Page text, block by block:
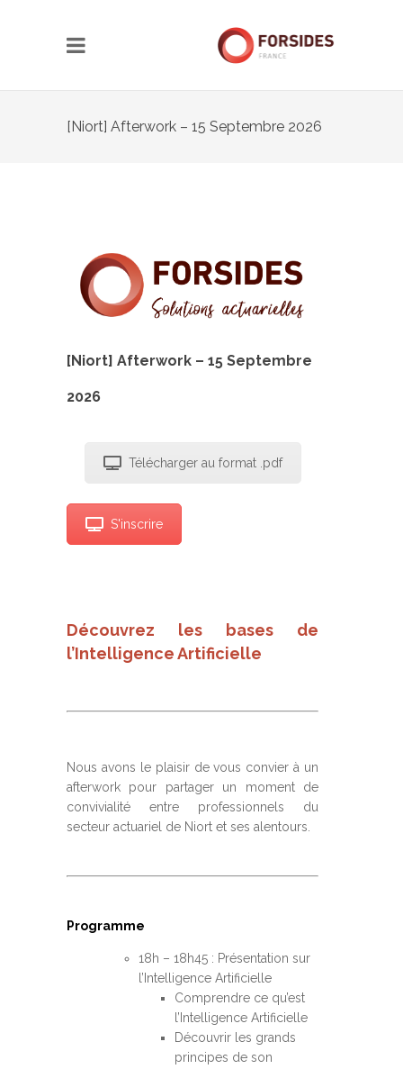
[Niort] Afterwork – 15 Septembre 2026
[Niort] Afterwork – 15 Septembre
2026
Télécharger au format .pdf
S'inscrire
Découvrez les bases de
l’Intelligence Artificielle
Nous avons le plaisir de vous convier à un
afterwork pour partager un moment de
convivialité entre professionnels du
secteur actuariel de Niort et ses alentours.
Programme
18h – 18h45 : Présentation sur
l’Intelligence Artificielle
Comprendre ce qu’est
l’Intelligence Artificielle
Découvrir les grands
principes de son